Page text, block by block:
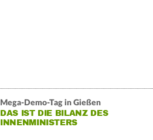
Mega-Demo-Tag in Gießen
DAS IST DIE BILANZ DES
INNENMINISTERS